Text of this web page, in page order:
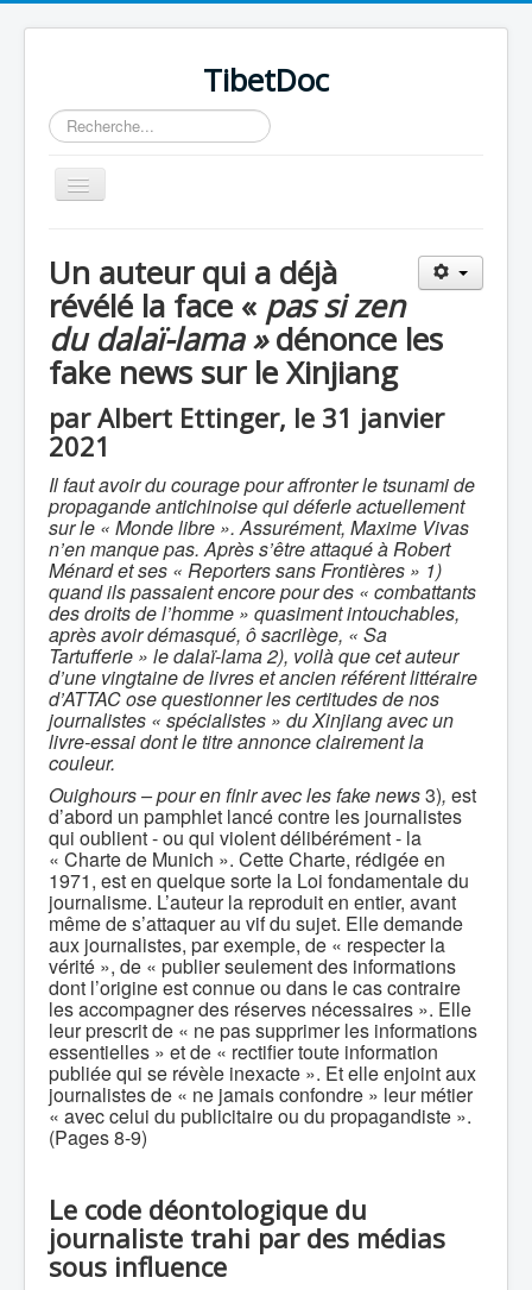
TibetDoc
Rechercher
Basculer
la
Un auteur qui a déjà
révélé la face « pas si zen
du dalaï-lama »dénonce les
fake news sur le Xinjiang
par Albert Ettinger, le 31 janvier
2021
Il faut avoir du courage pour affronter le tsunami de
propagande antichinoise qui déferle actuellement
sur le « Monde libre ». Assurément, Maxime Vivas
n’en manque pas. Après s’être attaqué à Robert
Ménard et ses « Reporters sans Frontières » 1)
quand ils passaient encore pour des « combattants
des droits de l’homme » quasiment intouchables,
après avoir démasqué, ô sacrilège, « Sa
Tartufferie » le dalaï-lama 2), voilà que cet auteur
d’une vingtaine de livres et ancien référent littéraire
d’ATTAC ose questionner les certitudes de nos
journalistes « spécialistes » du Xinjiang avec un
livre-essai dont le titre annonce clairement la
couleur.
Ouighours – pour en finir avec les fake news3), est
d’abord un pamphlet lancé contre les journalistes
qui oublient - ou qui violent délibérément - la
« Charte de Munich ». Cette Charte, rédigée en
1971, est en quelque sorte la Loi fondamentale du
journalisme. L’auteur la reproduit en entier, avant
même de s’attaquer au vif du sujet. Elle demande
aux journalistes, par exemple, de « respecter la
vérité », de « publier seulement des informations
dont l’origine est connue ou dans le cas contraire
les accompagner des réserves nécessaires ». Elle
leur prescrit de « ne pas supprimer les informations
essentielles » et de « rectifier toute information
publiée qui se révèle inexacte ». Et elle enjoint aux
journalistes de « ne jamais confondre » leur métier
« avec celui du publicitaire ou du propagandiste ».
(Pages 8-9)
Le code déontologique du
journaliste trahi par des médias
sous influence